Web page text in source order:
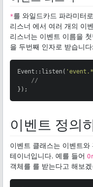
*를 와일드카드 파라미터
리스너 에서 여러 개의 이
리스너는 이벤트 이름을
을 두번째 인자로 받습니다:
Event::listen(
//
});
이벤트 정의
이벤트 클래스는 이벤트
테이너입니다. 예를 들어
객체를 를 받는다고 해보